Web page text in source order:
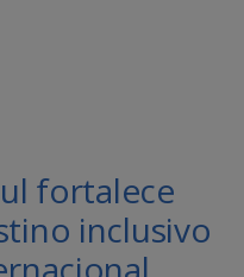
fortalece
inclusivo